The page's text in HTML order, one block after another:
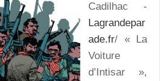
Cadilhac -
Lagrandepar
ade.fr/ « La
Voiture
d’Intisar »,